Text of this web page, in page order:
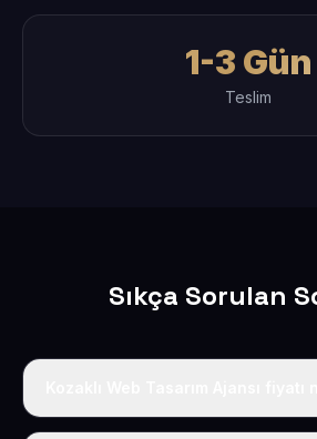
1-3 Gün
Teslim
Sıkça Sorulan
Tek fiyat uygulanır: yıllık 50 USD +